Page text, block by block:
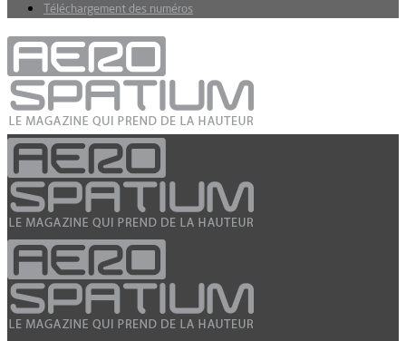
Téléchargement des numéros